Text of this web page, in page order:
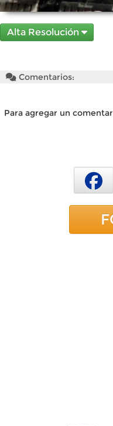
Alta Resolución
Comentarios:
Para agregar un